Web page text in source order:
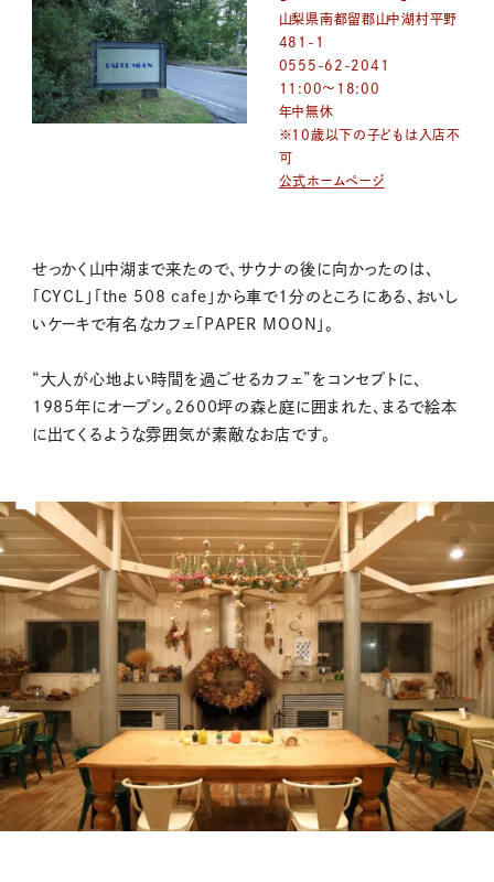
山梨県南都留郡山中湖村平野
481-1
0555-62-2041
11:00〜18:00
年中無休
※10歳以下の子どもは入店不
可
公式ホームページ
せっかく山中湖まで来たので、サウナの後に向かったのは、
「CYCL」「the 508 cafe」から車で1分のところにある、おいし
いケーキで有名なカフェ「PAPER MOON」。
“大人が心地よい時間を過ごせるカフェ”をコンセプトに、
1985年にオープン。2600坪の森と庭に囲まれた、まるで絵本
に出てくるような雰囲気が素敵なお店です。